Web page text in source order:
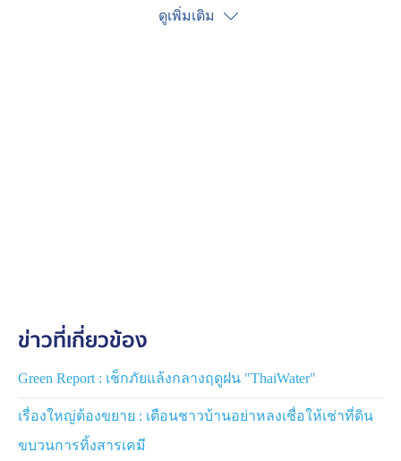
ดูเพิ่มเติม
ข่าวที่เกี่ยวข้อง
Green Report : เช็กภัยแล้งกลางฤดูฝน "ThaiWater"
เรื่องใหญ่ต้องขยาย : เตือนชาวบ้านอย่าหลงเชื่อให้เช่าที่ดิน
ขบวนการทิ้งสารเคมี